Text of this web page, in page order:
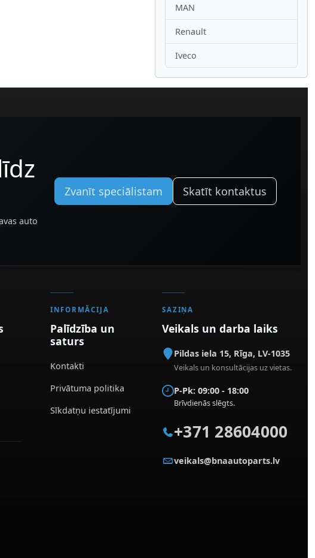
MAN
Renault
Iveco
auto
Zvanīt speciālistam Skatīt kontaktus
INFORMĀCIJA
Palīdzība un
saturs
Kontakti
Privātuma politika
Sīkdatņu iestatījumi
SAZIŅA
Veikals un darba laiks
Pildas iela 15, Rīga, LV-1035
Veikals un konsultācijas uz vietas.
P-Pk: 09:00 - 18:00
Brīvdienās slēgts.
+371 28604000
veikals@bnaautoparts.lv